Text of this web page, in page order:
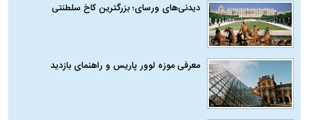
دیدنی‌های ورسای؛ بزرگترین کاخ سلطنتی
معرفی موزه لوور پاریس و راهنمای بازدید